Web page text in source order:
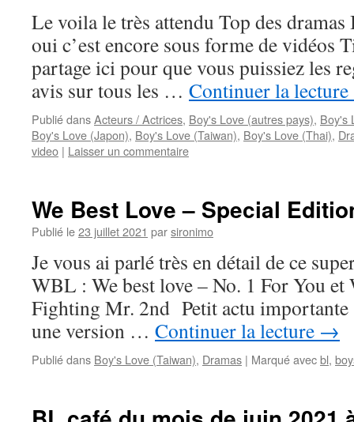
Le voila le très attendu Top des
oui c’est encore sous forme de vidéos
partage ici pour que vous puissiez les
avis sur tous les … Continuer la lecture
Publié dansActeurs / Actrices, Boy's Love (autres pays), Boy's
Boy's Love (Japon), Boy's Love (Taiwan), Boy's Love (Thai),
video | Laisser un commentaire
We Best Love – Special
Publié le23 juillet 2021 parsironimo
Je vous ai parlé très en détail de ce
WBL : We best love – No. 1 For You et
Fighting Mr. 2nd Petit actu importante
une version … Continuer la lecture →
Publié dans Boy's Love (Taiwan), Dramas | Marqué avecbl,